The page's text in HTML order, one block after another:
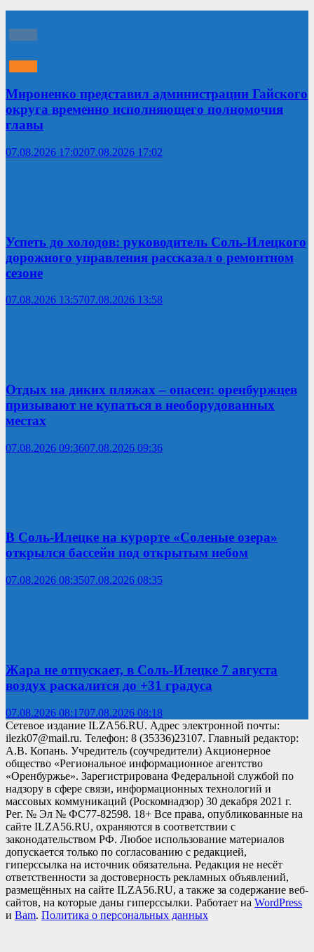
Мироненко представил администрации Гайского
округа временно исполняющего полномочия
главы
07.08.2026 17:0207.08.2026 17:02
Успеть до холодов: руководитель Соль-Илецкого
дорожного управления рассказал о ремонтном
сезоне
07.08.2026 13:5707.08.2026 13:58
Отдых на диких пляжах – опасен: оренбуржцев
призывают не купаться в необорудованных
местах
07.08.2026 09:3607.08.2026 09:36
В Соль-Илецке на курорте «Соленые озера»
открылся бассейн под открытым небом
07.08.2026 08:3507.08.2026 08:35
Жара не отпускает, в Соль-Илецке 7 августа
воздух раскалится до +31 градуса
07.08.2026 08:1707.08.2026 08:18
Сетевое издание ILZA56.RU. Адрес электронной почты:
ilezk07@mail.ru. Телефон: 8 (35336)23107. Главный редактор:
А.В. Копань. Учредитель (соучредители) Акционерное
общество «Региональное информационное агентство
«Оренбуржье». Зарегистрирована Федеральной службой по
надзору в сфере связи, информационных технологий и
массовых коммуникаций (Роскомнадзор) 30 декабря 2021 г.
Рег. № Эл № ФС77-82598. 18+ Все права, опубликованные на
сайте ILZA56.RU, охраняются в соответствии с
законодательством РФ. Любое использование материалов
допускается только по согласованию с редакцией,
гиперссылка на источник обязательна. Редакция не несёт
ответственности за достоверность рекламных объявлений,
размещённых на сайте ILZA56.RU, а также за содержание веб-
сайтов, на которые даны гиперссылки. Работает на WordPress
и Bam. Политика о персональных данных